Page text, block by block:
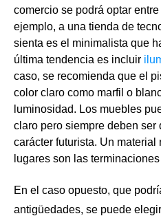
comercio se podrá optar
ejemplo, a una tienda de
sienta es el minimalista que
última tendencia es incluir
caso, se recomienda que el
color claro como marfil o
luminosidad. Los muebles
claro pero siempre deben ser
carácter futurista. Un material
lugares son las
En el caso opuesto, que
antigüedades, se puede elegir